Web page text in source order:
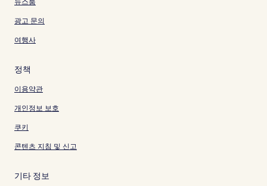
광고 문의
여행사
정책
이용약관
개인정보 보호
쿠키
콘텐츠 지침 및 신고
기타 정보